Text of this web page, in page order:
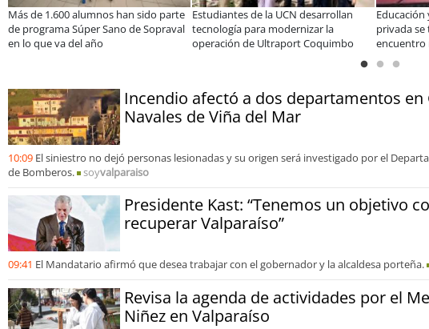
de la UCN desarrollan
para modernizar la
de Ultraport Coquimbo
Educación y colaboración público-
privada se toman La Araucanía:
encuentro reunió a líderes para
Claves para
Sale
Incendio afectó a dos departamentos en
Navales de Viña del Mar
10:09 El siniestro no dejó personas lesionadas y su origen será investigado por el
de Bomberos.
soyvalparaiso
Presidente Kast: “Tenemos un objetivo
recuperar Valparaíso”
09:41 El Mandatario afirmó que desea trabajar con el gobernador y la alcaldesa porteña.
Revisa la agenda de actividades por el
Niñez en Valparaíso